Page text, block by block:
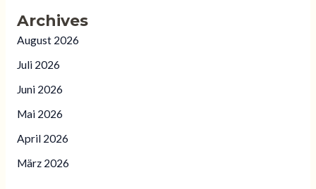
Archives
August 2026
Juli 2026
Juni 2026
Mai 2026
April 2026
März 2026